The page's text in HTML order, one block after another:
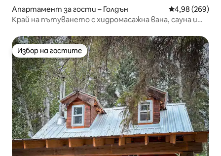
Апартамент за гости – Голдън Средна
4,98 (269)
Край на пътуването с хидромасажна вана, сауна и
Избор на гостите
Избор на гостите